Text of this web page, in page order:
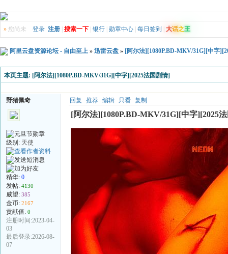
» 您尚未 登录 注册 搜索一下 银行 勋章中心 每日签到 大话之王
阿里云盘资源论坛 - 自由至上 » 迅雷云盘 » [阿尔法][1080P.BD-MKV/31G][中字
本页主题: [阿尔法][1080P.BD-MKV/31G][中字][2025法国剧情]
野猪佩奇
级别: 天使
精华: 0
发帖: 4130
威望: 385
金币: 2167
贡献值: 0
注册时间:2023-04-
03
最后登录:2026-08-
07
回复 推荐 编辑 只看 复制
[阿尔法][1080P.BD-MKV/31G][中字][2025